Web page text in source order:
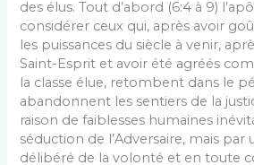
des élus. Tout d’abord (6:4 à 9)
considé­rer ceux qui, après avoir
les puissances du siècle à venir,
Saint-Esprit et avoir été agréés
la classe élue, retombent dans le
abandonnent les sentiers de la
raison de faiblesses humaines
séduction de l’Adversaire, mais
délibéré de la volonté et en toute